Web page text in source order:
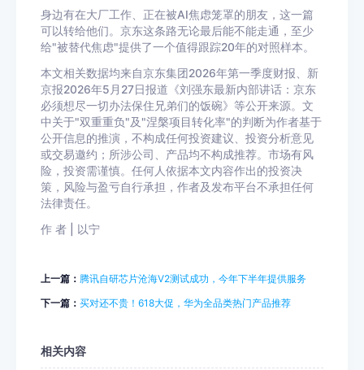
身边有在大厂工作、正在被AI焦虑笼罩的朋友，这一篇
可以转给他们。京东这条路无论最后能不能走通，至少
给"被替代焦虑"提供了一个值得跟踪20年的对照样本。
本文相关数据均来自京东集团2026年第一季度财报、新
京报2026年5月27日报道《刘强东最新内部讲话：京东
必须想尽一切办法保住兄弟们的饭碗》等公开来源。文
中关于"双重重负"及"涅槃项目转化率"的判断为作者基于
公开信息的推演，不构成任何投资建议、投资分析意见
或交易邀约；所涉公司、产品均不构成推荐。市场有风
险，投资需谨慎。任何人依据本文内容作出的投资决
策，风险与盈亏自行承担，作者及发布平台不承担任何
法律责任。
作 者 | 以宁
上一篇： 腾讯自研芯片沧海V2测试成功，今年下半年提供服务
下一篇： 买对还不贵！618大促，华为全品类热门产品推荐
相关内容